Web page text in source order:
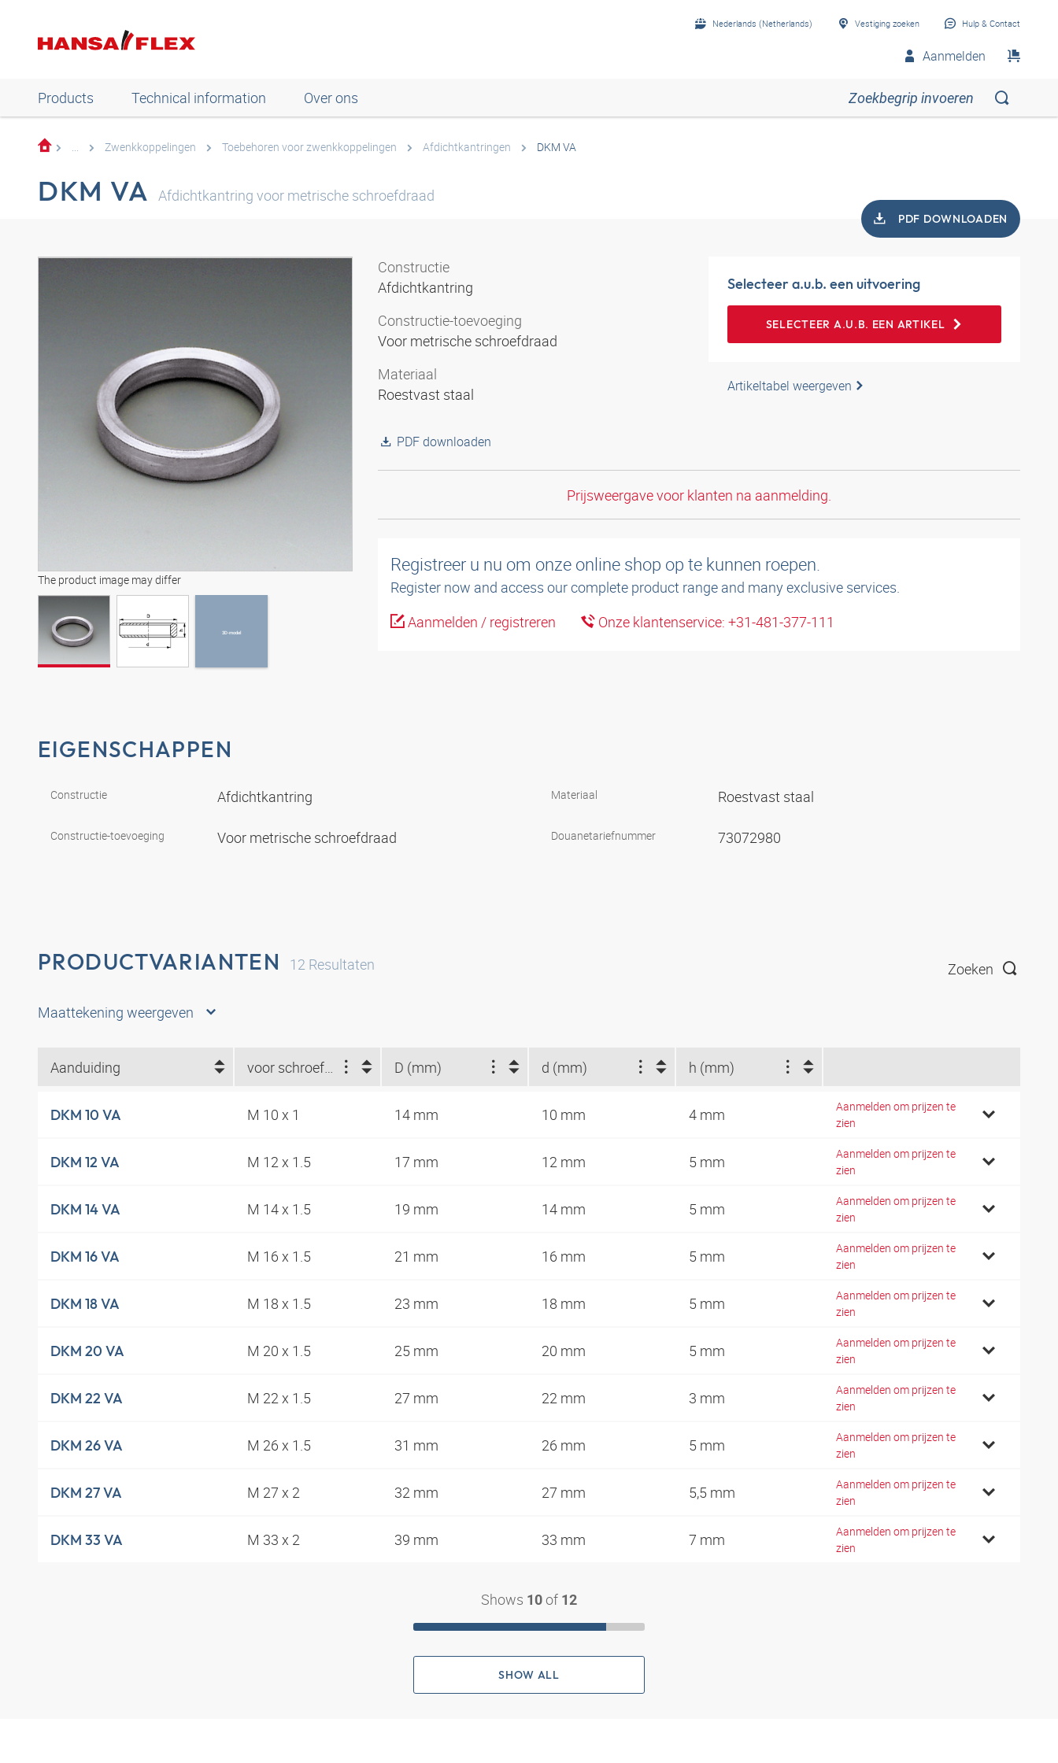
Nederlands (Netherlands) Vestiging zoeken Hulp & Contact
Aanmelden
Products Technical information Over ons
... Zwenkkoppelingen Toebehoren voor zwenkkoppelingen Afdichtkantringen DKM VA
DKM VA Afdichtkantring voor metrische schroefdraad
PDF DOWNLOADEN
The product image may differ
3D-model
Constructie
Afdichtkantring
Constructie-toevoeging
Voor metrische schroefdraad
Materiaal
Roestvast staal
PDF downloaden
Selecteer a.u.b. een uitvoering
SELECTEER A.U.B. EEN ARTIKEL
Artikeltabel weergeven
Prijsweergave voor klanten na aanmelding.
Registreer u nu om onze online shop op te kunnen roepen.
Register now and access our complete product range and many exclusive services.
Aanmelden / registreren
Onze klantenservice: +31-481-377-111
EIGENSCHAPPEN
Constructie Afdichtkantring
Constructie-toevoeging Voor metrische schroefdraad
Materiaal Roestvast staal
Douanetariefnummer 73072980
PRODUCTVARIANTEN 12 Resultaten Zoeken
Maattekening weergeven
Aanduiding voor schroefdraad (metrisch) D (mm) d (mm) h (mm)
DKM 10 VA M 10 x 1 14 mm 10 mm 4 mm
Aanmelden om prijzen te
zien
DKM 12 VA M 12 x 1.5 17 mm 12 mm 5 mm
Aanmelden om prijzen te
zien
DKM 14 VA M 14 x 1.5 19 mm 14 mm 5 mm
Aanmelden om prijzen te
zien
DKM 16 VA M 16 x 1.5 21 mm 16 mm 5 mm
Aanmelden om prijzen te
zien
DKM 18 VA M 18 x 1.5 23 mm 18 mm 5 mm
Aanmelden om prijzen te
zien
DKM 20 VA M 20 x 1.5 25 mm 20 mm 5 mm
Aanmelden om prijzen te
zien
DKM 22 VA M 22 x 1.5 27 mm 22 mm 3 mm
Aanmelden om prijzen te
zien
DKM 26 VA M 26 x 1.5 31 mm 26 mm 5 mm
Aanmelden om prijzen te
zien
DKM 27 VA M 27 x 2 32 mm 27 mm 5,5 mm
Aanmelden om prijzen te
zien
DKM 33 VA M 33 x 2 39 mm 33 mm 7 mm
Aanmelden om prijzen te
zien
Shows 10 of 12
SHOW ALL